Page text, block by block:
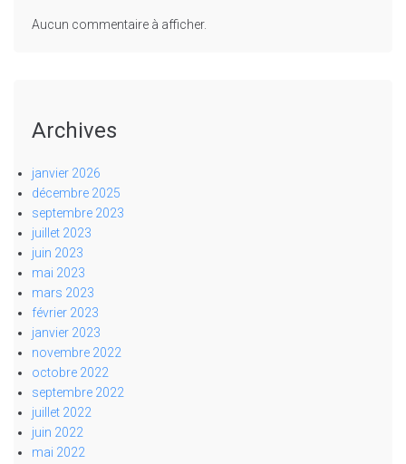
Aucun commentaire à afficher.
Archives
janvier 2026
décembre 2025
septembre 2023
juillet 2023
juin 2023
mai 2023
mars 2023
février 2023
janvier 2023
novembre 2022
octobre 2022
septembre 2022
juillet 2022
juin 2022
mai 2022